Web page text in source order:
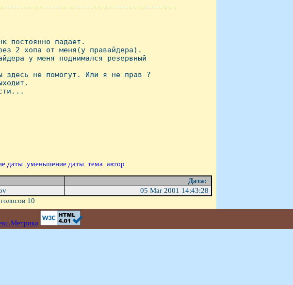
постоянно падает.
2 хопа от меня(у правайдера).
у меня поднимался резервный
здесь не помогут. Или я не прав ?
даты уменьшение даты тема автор
Дата:
05 Mar 2001 14:43:28
10